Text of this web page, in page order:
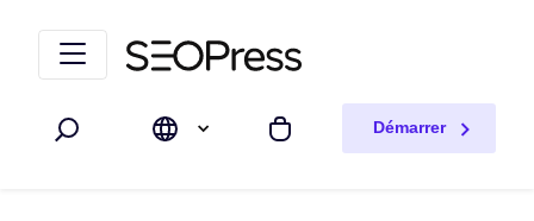
Rechercher Mon panier
Démarrer